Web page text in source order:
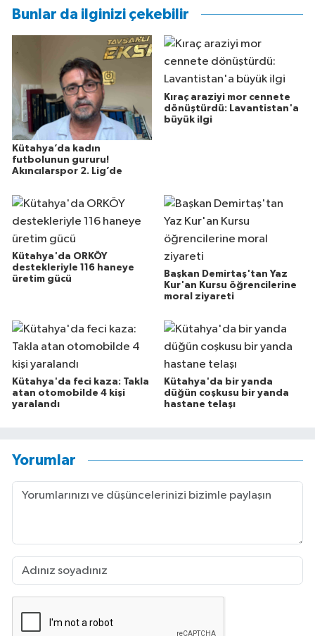
Bunlar da ilginizi çekebilir
Kütahya’da kadın
futbolunun gururu!
Akıncılarspor 2. Lig’de
Kıraç araziyi mor cennete
dönüştürdü: Lavantistan'a
büyük ilgi
Kütahya'da ORKÖY
destekleriyle 116 haneye
üretim gücü
Başkan Demirtaş'tan Yaz
Kur'an Kursu öğrencilerine
moral ziyareti
Kütahya'da feci kaza: Takla
atan otomobilde 4 kişi
yaralandı
Kütahya'da bir yanda
düğün coşkusu bir yanda
hastane telaşı
Yorumlar